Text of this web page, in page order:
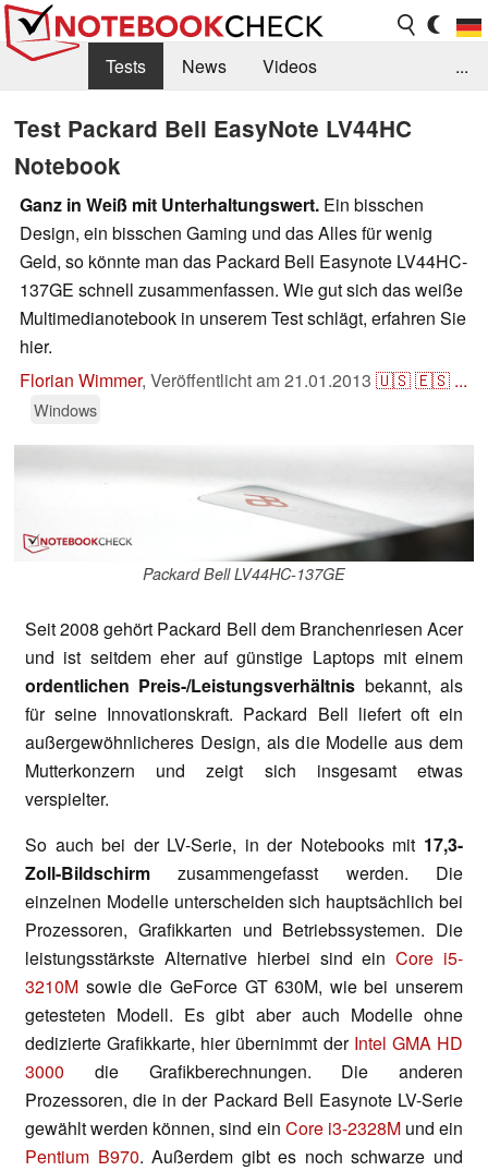
Tests News
Videos
Kaufberatung
Forum
...
Test Packard Bell EasyNote LV44HC
Notebook
Ganz in Weiß mit Unterhaltungswert. Ein bisschen
Design, ein bisschen Gaming und das Alles für wenig
Geld, so könnte man das Packard Bell Easynote LV44HC-
137GE schnell zusammenfassen. Wie gut sich das weiße
Multimedianotebook in unserem Test schlägt, erfahren Sie
hier.
Florian Wimmer, Veröffentlicht am21.01.2013 🇺🇸🇪🇸 ...
Windows
Packard Bell LV44HC-137GE
Seit 2008 gehört Packard Bell dem Branchenriesen Acer
und ist seitdem eher auf günstige Laptops mit einem
ordentlichen Preis-/Leistungsverhältnis bekannt, als
für seine Innovationskraft. Packard Bell liefert oft ein
außergewöhnlicheres Design, als die Modelle aus dem
Mutterkonzern und zeigt sich insgesamt etwas
verspielter.
So auch bei der LV-Serie, in der Notebooks mit 17,3-
Zoll-Bildschirm zusammengefasst werden. Die
einzelnen Modelle unterscheiden sich hauptsächlich bei
Prozessoren, Grafikkarten und Betriebssystemen. Die
leistungsstärkste Alternative hierbei sind einCore i5-
3210M sowie die GeForce GT 630M, wie bei unserem
getesteten Modell. Es gibt aber auch Modelle ohne
dedizierte Grafikkarte, hier übernimmt der Intel GMA HD
3000 die Grafikberechnungen. Die anderen
Prozessoren, die in der Packard Bell Easynote LV-Serie
gewählt werden können, sind ein Core i3-2328Mund ein
Pentium B970. Außerdem gibt es noch schwarze und